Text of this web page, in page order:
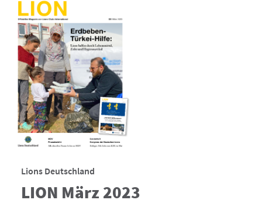
Lions Deutschland
LION März 2023